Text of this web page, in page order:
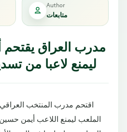
Author
متابعات
مدرب العراق
ليمنع لاعبا من
اقتحم مدرب المنتخب
الملعب ليمنع اللاعب أيمن